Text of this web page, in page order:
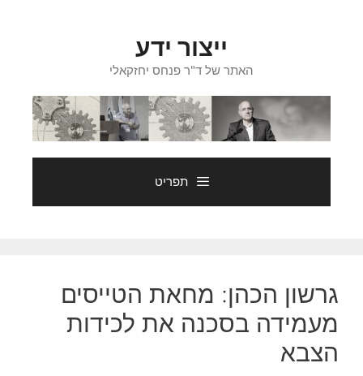
ייצור ידע
האתר של ד"ר פנחס יחזקאלי
תפריט
גרשון הכהן: מחאת הטייסים
מעמידה בסכנה את לכידות
הצבא